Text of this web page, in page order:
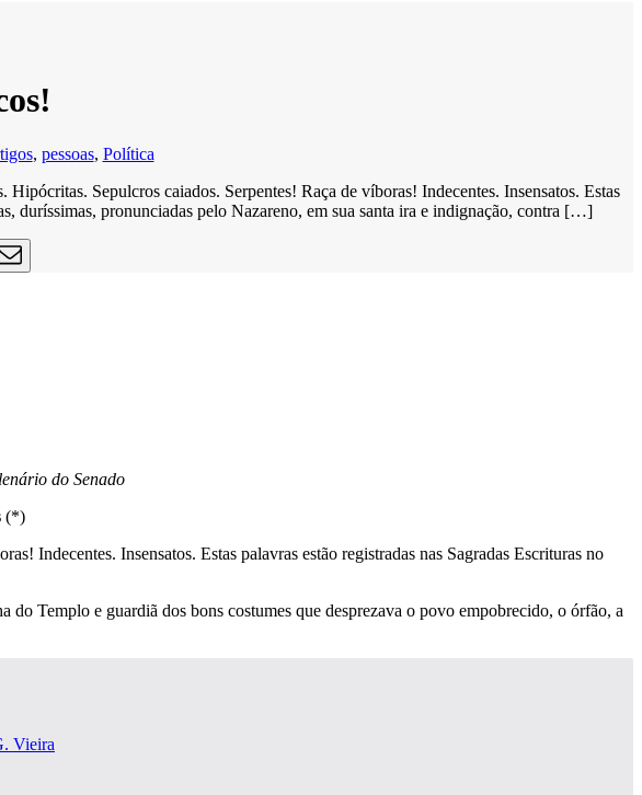
, pessoas, Política
Sepulcros caiados. Serpentes! Raça de víboras! Indecentes. Insensatos. Estas
duríssimas, pronunciadas pelo Nazareno, em sua santa ira e indignação, contra […]
do Senado
(*)
Indecentes. Insensatos. Estas palavras estão registradas nas Sagradas Escrituras no
do Templo e guardiã dos bons costumes que desprezava o povo empobrecido, o órfão, a
Vieira